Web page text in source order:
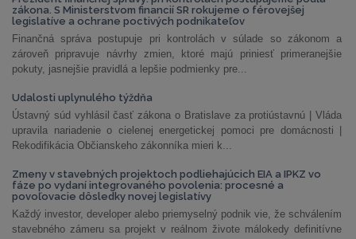
zákona. S Ministerstvom financií SR rokujeme o férovejšej
legislatíve a ochrane poctivých podnikateľov
Finančná správa postupuje pri kontrolách v súlade so zákonom a
zároveň pripravuje návrhy zmien, ktoré majú priniesť primeranejšie
pokuty, jasnejšie pravidlá a lepšie podmienky pre...
Udalosti uplynulého týždňa
Ústavný súd vyhlásil časť zákona o Bratislave za protiústavnú | Vláda
upravila nariadenie o cielenej energetickej pomoci pre domácnosti |
Rekodifikácia Občianskeho zákonníka mieri k...
Zmeny v stavebných projektoch podliehajúcich EIA a IPKZ vo
fáze po vydaní integrovaného povolenia: procesné a
povoľovacie dôsledky novej legislatívy
Každý investor, developer alebo priemyselný podnik vie, že schválením
stavebného zámeru sa projekt v reálnom živote málokedy definitívne